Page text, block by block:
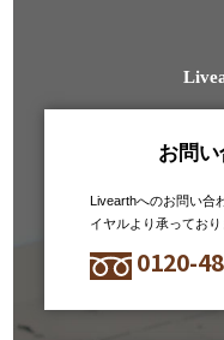
お問
Livearthへのお問い
イヤルより承っており
0120-